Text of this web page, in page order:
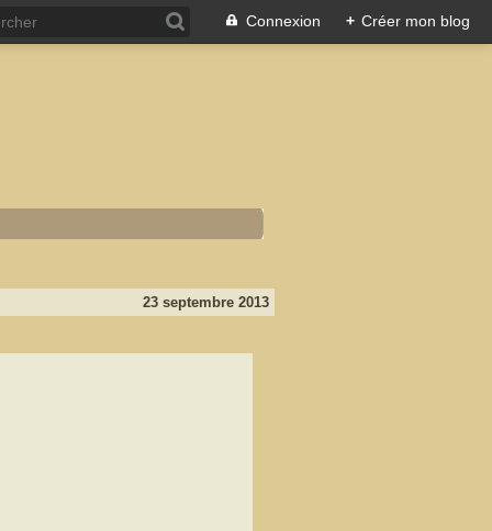
Connexion + Créer mon blog
23 septembre 2013